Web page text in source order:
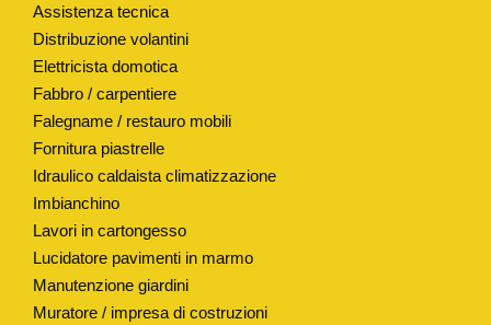
G
A
Z
O
N
U
B
Assistenza tecnica
Distribuzione volantini
Elettricista domotica
Fabbro / carpentiere
Falegname / restauro mobili
Fornitura piastrelle
Idraulico caldaista climatizzazione
Imbianchino
Lavori in cartongesso
Lucidatore pavimenti in marmo
Manutenzione giardini
Muratore / impresa di costruzioni